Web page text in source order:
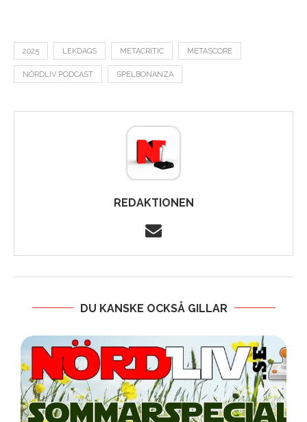
2025 LEKDAGS METACRITIC METASCORE
NÖRDLIV PODCAST SPELBONANZA
REDAKTIONEN
DU KANSKE OCKSÅ GILLAR